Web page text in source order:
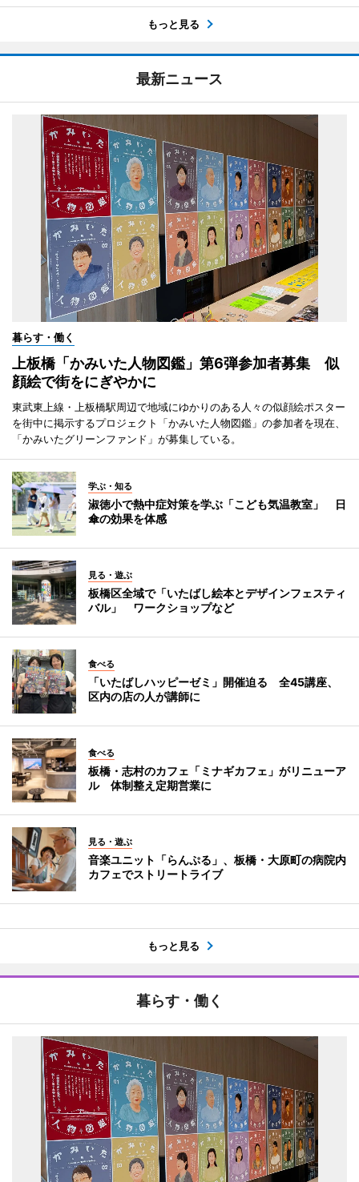
もっと見る
最新ニュース
暮らす・働く
上板橋「かみいた人物図鑑」第6弾参加者募集 似
顔絵で街をにぎやかに
東武東上線・上板橋駅周辺で地域にゆかりのある人々の似顔絵ポスター
を街中に掲示するプロジェクト「かみいた人物図鑑」の参加者を現在、
「かみいたグリーンファンド」が募集している。
学ぶ・知る
淑徳小で熱中症対策を学ぶ「こども気温教室」 日
傘の効果を体感
見る・遊ぶ
板橋区全域で「いたばし絵本とデザインフェスティ
バル」 ワークショップなど
食べる
「いたばしハッピーゼミ」開催迫る 全45講座、
区内の店の人が講師に
食べる
板橋・志村のカフェ「ミナギカフェ」がリニューア
ル 体制整え定期営業に
見る・遊ぶ
音楽ユニット「らんぷる」、板橋・大原町の病院内
カフェでストリートライブ
もっと見る
暮らす・働く